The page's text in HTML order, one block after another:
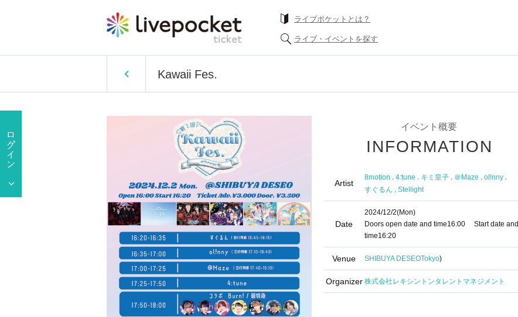
ライブポケットとは？
ライブ・イベントを探す
Kawaii Fes.
イベント概要
INFORMATION
Artist
8motion , 4:tune , キミ皇子 , ＠Maze , ol!nny ,
すぐるん , Stellight
Date
2024/12/2(Mon)
Doors open date and time16:00 Start date and
time16:20
Venue SHIBUYA DESEOTokyo)
Organizer 株式会社レキシントンタレントマネジメント